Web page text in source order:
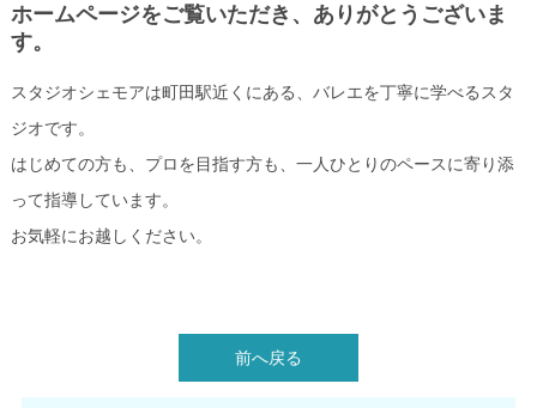
ホームページをご覧いただき、ありがとうございま
す。
スタジオシェモアは町田駅近くにある、バレエを丁寧に学べるスタ
ジオです。
はじめての方も、プロを目指す方も、一人ひとりのペースに寄り添
って指導しています。
お気軽にお越しください。
前へ戻る